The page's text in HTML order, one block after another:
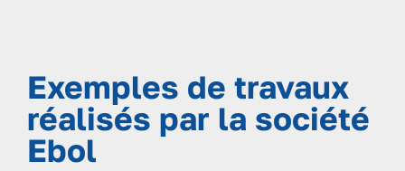
Exemples de travaux
réalisés par la société
Ebol